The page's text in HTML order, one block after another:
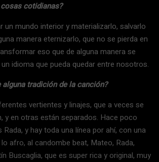
cotidianas?
un mundo interior y materializarlo, salvarlo
manera eternizarlo, que no se pierda en
eso que de alguna manera se
idioma que pueda quedar entre nosotros.
tradición de la canción?
vertientes y linajes, que a veces se
y en otras están separados. Hace poco
y hay toda una línea por ahí, con una
afro, al candombe beat, Mateo, Rada,
Buscaglia, que es super rica y original, muy